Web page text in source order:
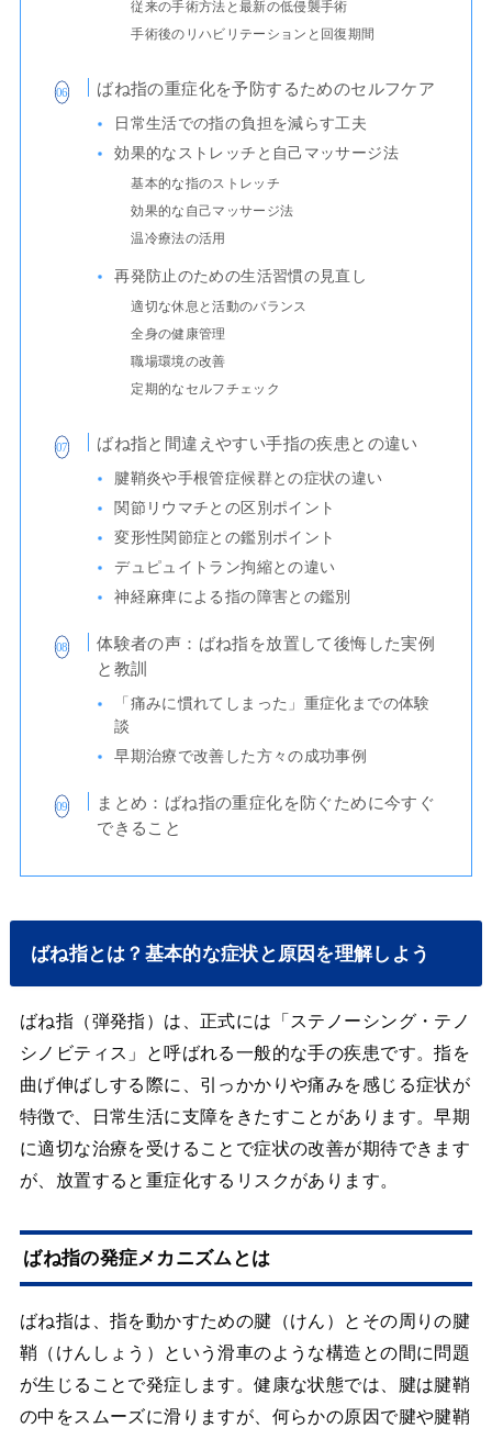
従来の手術方法と最新の低侵襲手術
手術後のリハビリテーションと回復期間
ばね指の重症化を予防するためのセルフケア
日常生活での指の負担を減らす工夫
効果的なストレッチと自己マッサージ法
基本的な指のストレッチ
効果的な自己マッサージ法
温冷療法の活用
再発防止のための生活習慣の見直し
適切な休息と活動のバランス
全身の健康管理
職場環境の改善
定期的なセルフチェック
ばね指と間違えやすい手指の疾患との違い
腱鞘炎や手根管症候群との症状の違い
関節リウマチとの区別ポイント
変形性関節症との鑑別ポイント
デュピュイトラン拘縮との違い
神経麻痺による指の障害との鑑別
体験者の声：ばね指を放置して後悔した実例
と教訓
「痛みに慣れてしまった」重症化までの体験
談
早期治療で改善した方々の成功事例
まとめ：ばね指の重症化を防ぐために今すぐ
できること
ばね指とは？基本的な症状と原因を理解しよう
ばね指（弾発指）は、正式には「ステノーシング・テノ
シノビティス」と呼ばれる一般的な手の疾患です。指を
曲げ伸ばしする際に、引っかかりや痛みを感じる症状が
特徴で、日常生活に支障をきたすことがあります。早期
に適切な治療を受けることで症状の改善が期待できます
が、放置すると重症化するリスクがあります。
ばね指の発症メカニズムとは
ばね指は、指を動かすための腱（けん）とその周りの腱
鞘（けんしょう）という滑車のような構造との間に問題
が生じることで発症します。健康な状態では、腱は腱鞘
の中をスムーズに滑りますが、何らかの原因で腱や腱鞘